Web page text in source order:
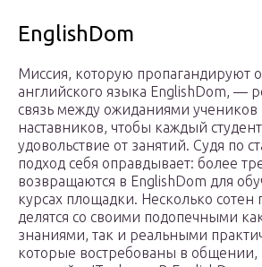
EnglishDom
Миссия, которую пропагандируют
английского языка EnglishDom, —
связь между ожиданиями
наставников, чтобы каждый
удовольствие от занятий. Судя по
подход себя оправдывает: более
возвращаются в EnglishDom для
курсах площадки. Несколько сотен
делятся со своими подопечными
знаниями, так и реальными
которые востребованы в общении,